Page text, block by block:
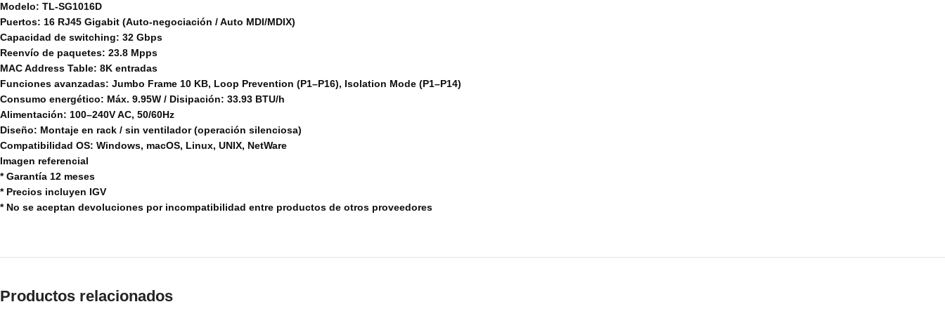
Modelo: TL-SG1016D
Puertos: 16 RJ45 Gigabit (Auto-negociación / Auto MDI/MDIX)
Capacidad de switching: 32 Gbps
Reenvío de paquetes: 23.8 Mpps
MAC Address Table: 8K entradas
Funciones avanzadas: Jumbo Frame 10 KB, Loop Prevention (P1–P16), Isolation Mode (P1–P14)
Consumo energético: Máx. 9.95W / Disipación: 33.93 BTU/h
Alimentación: 100–240V AC, 50/60Hz
Diseño: Montaje en rack / sin ventilador (operación silenciosa)
Compatibilidad OS: Windows, macOS, Linux, UNIX, NetWare
Imagen referencial
* Garantía 12 meses
* Precios incluyen IGV
* No se aceptan devoluciones por incompatibilidad entre productos de otros proveedores
Productos relacionados